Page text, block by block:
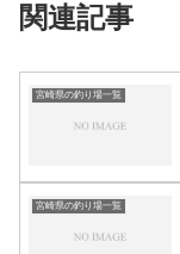
関連記事
宮崎県の釣り場一覧
宮崎県の釣り場一覧